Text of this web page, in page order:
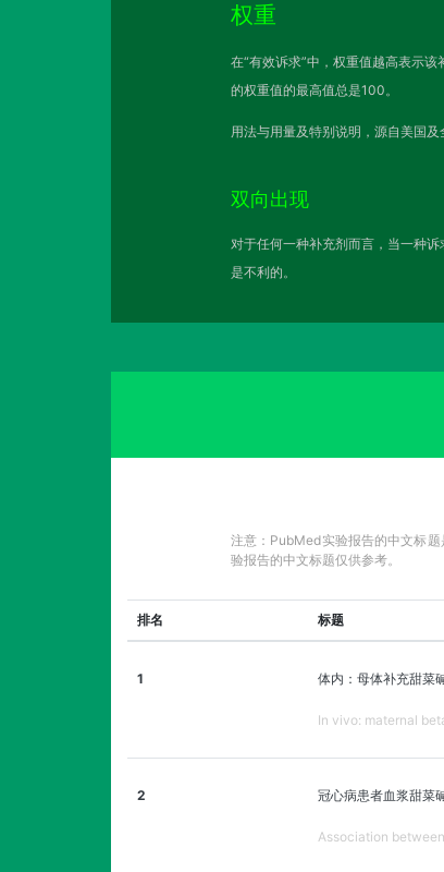
权重
在“有效诉求”中，权重值越高表示
的权重值的最高值总是100。
用法与用量及特别说明，源自美国
双向出现
对于任何一种补充剂而言，当一种
是不利的。
注意：PubMed实验报告的中文标
验报告的中文标题仅供参考。
排名 标题
1 体内：母体补充甜菜
In vivo: maternal
2 冠心病患者血浆甜菜
Association